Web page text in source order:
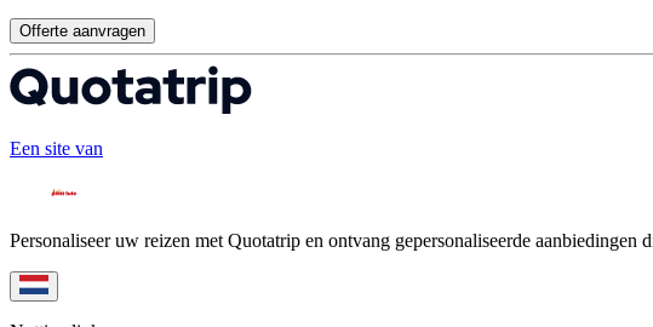
Offerte aanvragen
Een site van
Personaliseer uw reizen met Quotatrip en ontvang gepersonaliseerde aanbiedingen